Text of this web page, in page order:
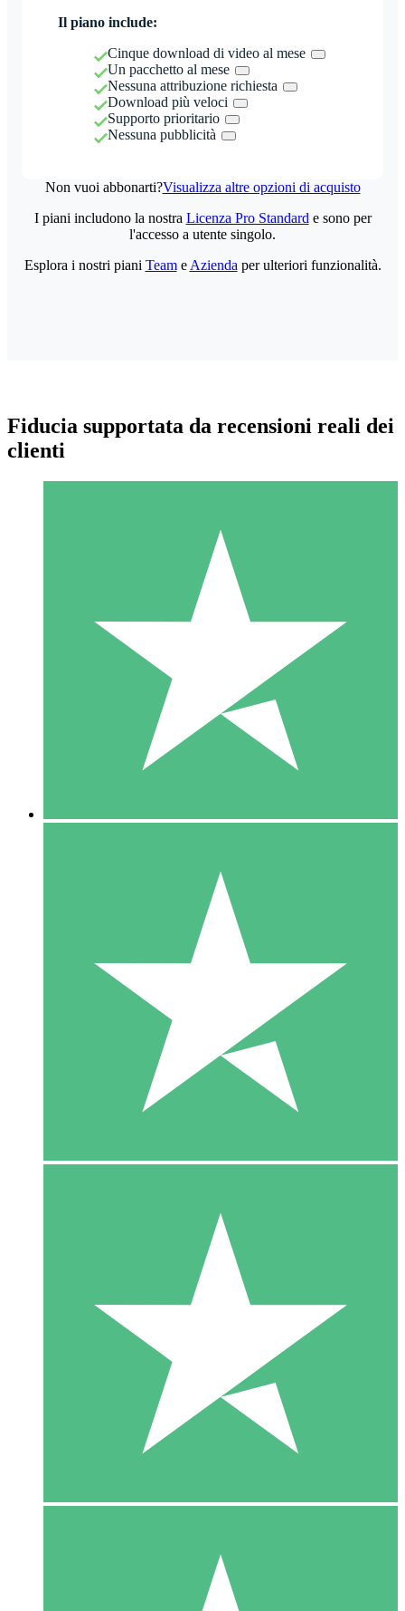
Il piano include:
Cinque download di video al mese
Un pacchetto al mese
Nessuna attribuzione richiesta
Download più veloci
Supporto prioritario
Nessuna pubblicità
Non vuoi abbonarti?Visualizza altre opzioni di acquisto
Pacchetti di Crediti Individuali
Paga a consumo con crediti di download. Nessun impegno
1 Download
10
US$1500
10 Download
20
I piani includono la nostra Licenza Pro Standard e sono per
l'accesso a utente singolo.
Esplora i nostri piani Teame Azienda per ulteriori funzionalità.
Fiducia supportata da recensioni reali dei
clienti